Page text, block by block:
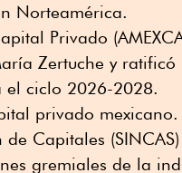
Norteamérica.
Privado
Zertuche y
el ciclo 2026-2028.
privado
Capitales
gremiales de la